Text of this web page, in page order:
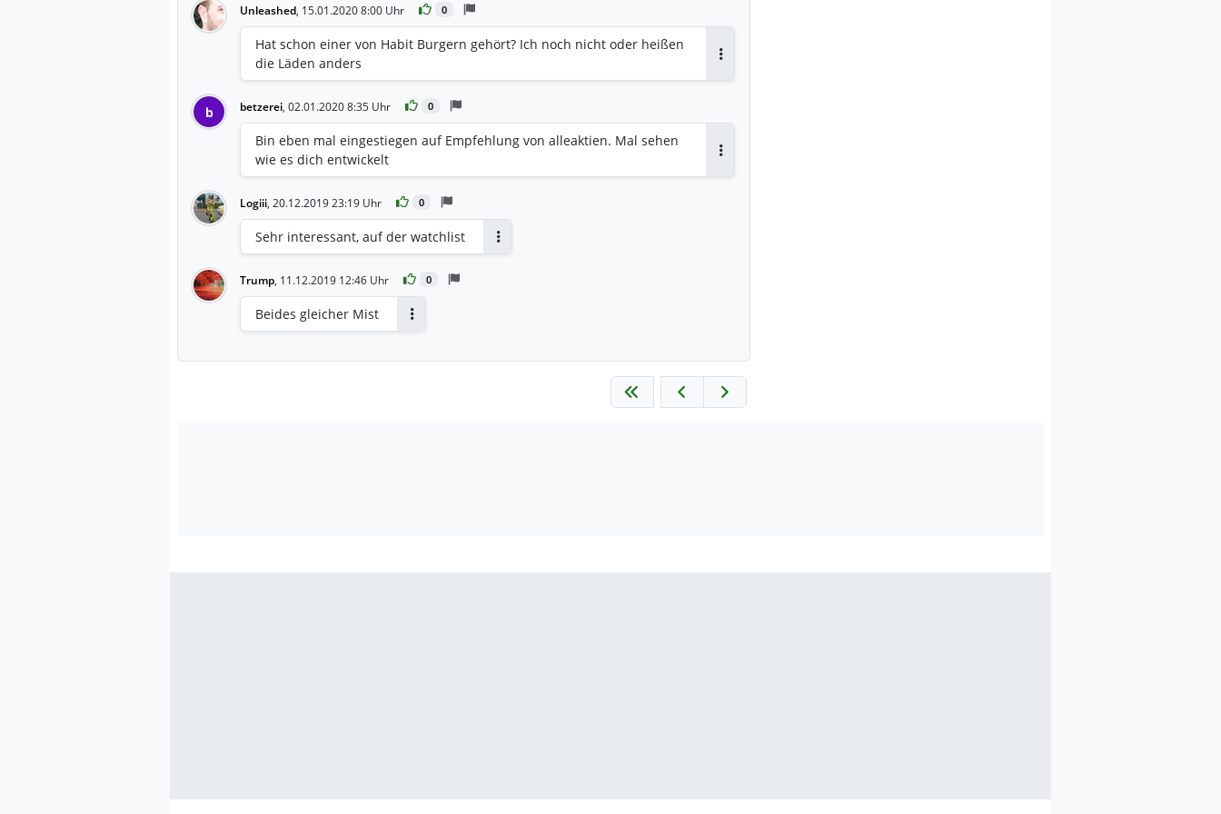
Unleashed, 15.01.2020 8:00 Uhr 0
Hat schon einer von Habit Burgern gehört? Ich noch nicht oder heißen
die Läden anders
b betzerei, 02.01.2020 8:35 Uhr 0
Bin eben mal eingestiegen auf Empfehlung von alleaktien. Mal sehen
wie es dich entwickelt
Logiii, 20.12.2019 23:19 Uhr 0
Sehr interessant, auf der watchlist
Trump, 11.12.2019 12:46 Uhr 0
Beides gleicher Mist